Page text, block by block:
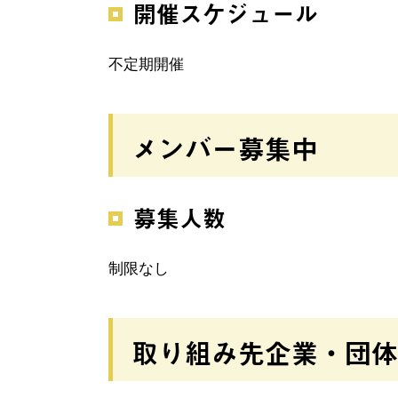
開催スケジュール
不定期開催
メンバー募集中
募集人数
制限なし
取り組み先企業・団